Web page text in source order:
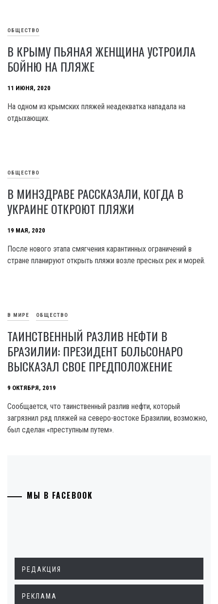
ОБЩЕСТВО
В КРЫМУ ПЬЯНАЯ ЖЕНЩИНА УСТРОИЛА
БОЙНЮ НА ПЛЯЖЕ
11 ИЮНЯ, 2020
На одном из крымских пляжей неадекватка нападала на
отдыхающих.
ОБЩЕСТВО
В МИНЗДРАВЕ РАССКАЗАЛИ, КОГДА В
УКРАИНЕ ОТКРОЮТ ПЛЯЖИ
19 МАЯ, 2020
После нового этапа смягчения карантинных ограничений в
стране планируют открыть пляжи возле пресных рек и морей.
В МИРЕ ОБЩЕСТВО
ТАИНСТВЕННЫЙ РАЗЛИВ НЕФТИ В
БРАЗИЛИИ: ПРЕЗИДЕНТ БОЛЬСОНАРО
ВЫСКАЗАЛ СВОЕ ПРЕДПОЛОЖЕНИЕ
9 ОКТЯБРЯ, 2019
Сообщается, что таинственный разлив нефти, который
загрязнил ряд пляжей на северо-востоке Бразилии, возможно,
был сделан «преступным путем».
МЫ В FACEBOOK
РЕДАКЦИЯ
РЕКЛАМА